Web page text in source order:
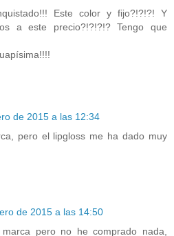
Este color y fijo?!?!?! Y
a este precio?!?!?!? Tengo que
de 2015 a las 12:34
pero el lipgloss me ha dado muy
de 2015 a las 14:50
pero no he comprado nada,